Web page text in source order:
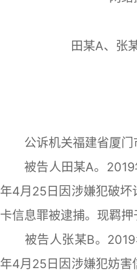
田某A、张
公诉机关福建省厦门
被告人田某A。2019
年4月25日因涉嫌犯破坏
卡信息罪被逮捕。现羁押
被告人张某B。2019
年4月25日因涉嫌犯妨害